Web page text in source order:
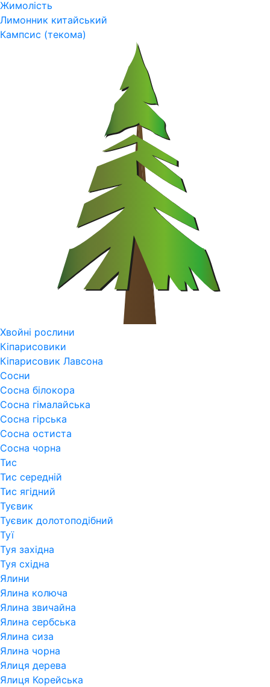
Жимолість
Лимонник китайський
Кампсис (текома)
Хвойні рослини
Кіпарисовики
Кіпарисовик Лавсона
Сосни
Сосна білокора
Сосна гімалайська
Сосна гірська
Сосна остиста
Сосна чорна
Тис
Тис середній
Тис ягідний
Туєвик
Туєвик долотоподібний
Туї
Туя західна
Туя східна
Ялини
Ялина колюча
Ялина звичайна
Ялина сербська
Ялина сиза
Ялина чорна
Ялиця дерева
Ялиця Корейська